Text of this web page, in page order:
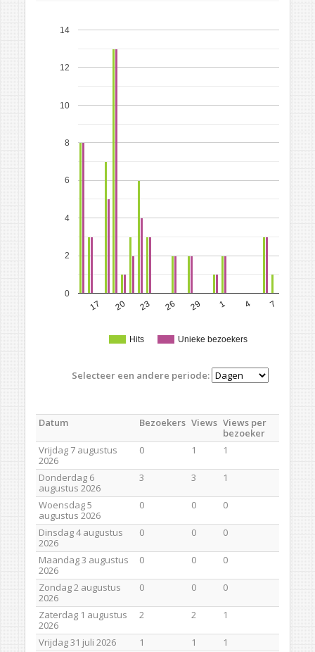
Hits Unieke bezoekers
7
4
1
29
26
23
20
17
0
2
4
6
8
10
12
14
Selecteer een andere periode:
Datum Bezoekers Views Views per
bezoeker
Vrijdag 7 augustus
2026
0 1 1
Donderdag 6
augustus 2026
3 3 1
Woensdag 5
augustus 2026
0 0 0
Dinsdag 4 augustus
2026
0 0 0
Maandag 3 augustus
2026
0 0 0
Zondag 2 augustus
2026
0 0 0
Zaterdag 1 augustus
2026
2 2 1
Vrijdag 31 juli 2026 1 1
1